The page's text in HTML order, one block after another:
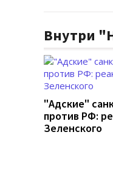
Внутри
"Адские"
против РФ:
Зеленского